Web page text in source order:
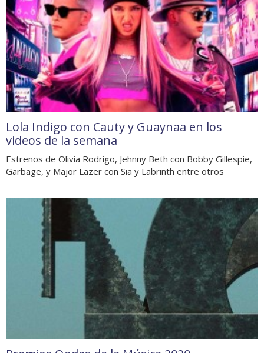
Lola Indigo con Cauty y Guaynaa en los
videos de la semana
Estrenos de Olivia Rodrigo, Jehnny Beth con Bobby Gillespie,
Garbage, y Major Lazer con Sia y Labrinth entre otros